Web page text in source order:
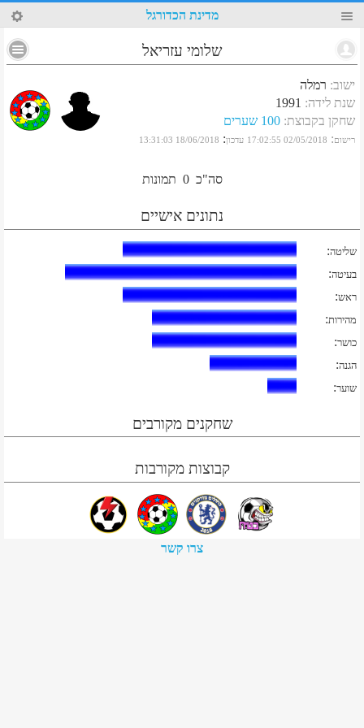
25 מדינת הכדורגל
שלומי עזריאל
ישוב: רמלה
שנת לידה:
1991
שחקן בקבוצת: 100 שערים
רישום:
02/05/2018 17:02:55 עדכון:
18/06/2018 13:31:03
סה"כ 0 תמונות
נתונים אישיים
שליטה:
בעיטה:
ראש:
מהירות:
כושר:
הגנה:
שוער:
שחקנים מקורבים
קבוצות מקורבות
צרו קשר